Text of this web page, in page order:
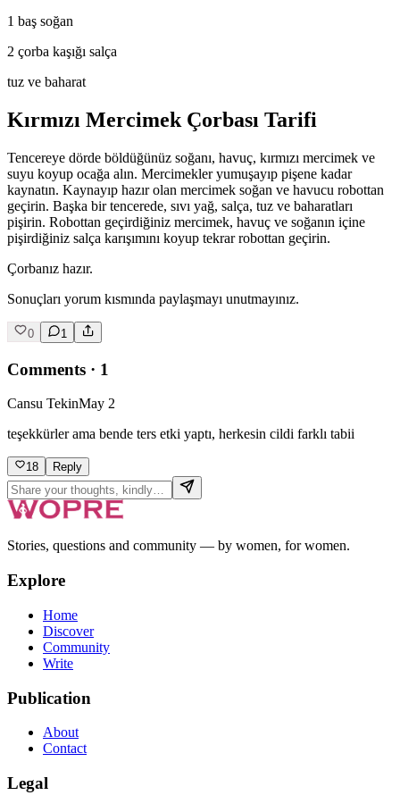
1 baş soğan
2 çorba kaşığı salça
tuz ve baharat
Kırmızı Mercimek Çorbası Tarifi
Tencereye dörde böldüğünüz soğanı, havuç, kırmızı mercimek ve
suyu koyup ocağa alın. Mercimekler yumuşayıp pişene kadar
kaynatın. Kaynayıp hazır olan mercimek soğan ve havucu robottan
geçirin. Başka bir tencerede, sıvı yağ, salça, tuz ve baharatları
pişirin. Robottan geçirdiğiniz mercimek, havuç ve soğanın içine
pişirdiğiniz salça karışımını koyup tekrar robottan geçirin.
Çorbanız hazır.
Sonuçları yorum kısmında paylaşmayı unutmayınız.
0 1
Comments · 1
Cansu TekinMay 2
teşekkürler ama bende ters etki yaptı, herkesin cildi farklı tabii
18 Reply
Stories, questions and community — by women, for women.
Explore
Home
Discover
Community
Write
Publication
About
Contact
Legal